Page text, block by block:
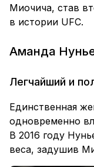
Миочича, став
в истории UFC.
Аманда
Легчайший и
Единственная
одновременно
В 2016 году
веса, задушив